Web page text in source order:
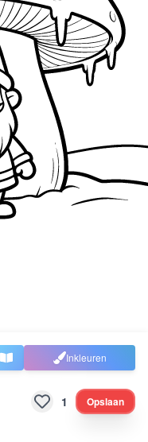
Inkleuren
1 Opslaan